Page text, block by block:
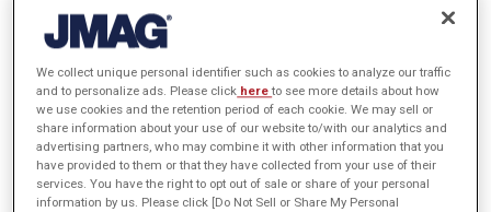
We collect unique personal identifier such as cookies to analyze our traffic
and to personalize ads. Please click hereto see more details about how
we use cookies and the retention period of each cookie. We may sell or
share information about your use of our website to/with our analytics and
advertising partners, who may combine it with other information that you
have provided to them or that they have collected from your use of their
services. You have the right to opt out of sale or share of your personal
information by us. Please click [Do Not Sell or Share My Personal